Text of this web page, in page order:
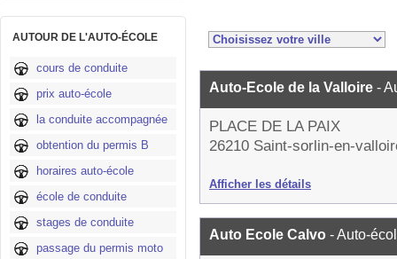
AUTOUR DE L'AUTO-ÉCOLE
cours de conduite
prix auto-école
la conduite accompagnée
obtention du permis B
horaires auto-école
école de conduite
stages de conduite
passage du permis moto
Auto-Ecole de la Valloire -
PLACE DE LA PAIX
26210 Saint-sorlin-en-
Afficher les détails
Auto Ecole Calvo - Auto-